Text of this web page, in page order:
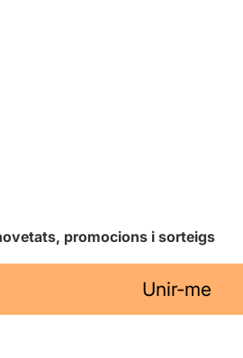
promocions i sorteigs
Unir-me